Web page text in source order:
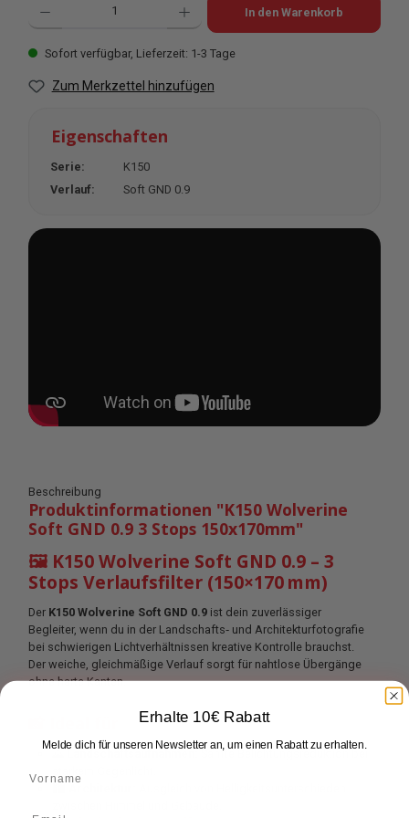
In den Warenkorb
Sofort verfügbar, Lieferzeit: 1-3 Tage
Zum Merkzettel hinzufügen
Eigenschaften
Serie:
K150
Verlauf:
Soft GND 0.9
Beschreibung
Produktinformationen "K150 Wolverine
Soft GND 0.9 3 Stops 150x170mm"
🖼 K150 Wolverine Soft GND 0.9 – 3
Stops Verlaufsfilter (150×170 mm)
Der K150 Wolverine Soft GND 0.9 ist dein zuverlässiger
Begleiter, wenn du in der Landschafts‑ und Architekturfotografie
bei schwierigen Lichtverhältnissen kreative Kontrolle brauchst.
Der weiche, gleichmäßige Verlauf sorgt für nahtlose Übergänge
ohne harte Kanten.
Sanfte Belichtungsreduktion bei
Erhalte 10€ Rabatt
Melde dich für unseren Newsletter an, um einen Rabatt zu erhalten.